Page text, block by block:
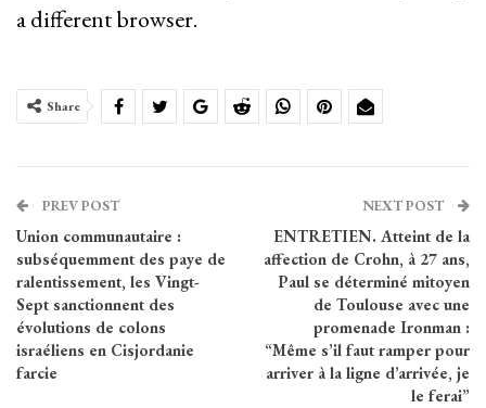
a different browser.
Share
PREV POST
Union communautaire :
subséquemment des paye de
ralentissement, les Vingt-
Sept sanctionnent des
évolutions de colons
israéliens en Cisjordanie
farcie
NEXT POST
ENTRETIEN. Atteint de la
affection de Crohn, à 27 ans,
Paul se déterminé mitoyen
de Toulouse avec une
promenade Ironman :
“Même s’il faut ramper pour
arriver à la ligne d’arrivée, je
le ferai”